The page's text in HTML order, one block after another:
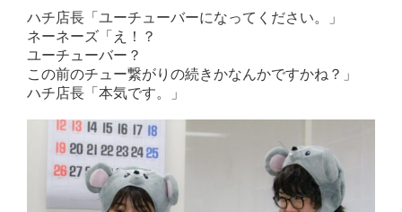
ハチ店長「ユーチューバーになってください。」
ネーネーズ「え！？
ユーチューバー？
この前のチュー繋がりの続きかなんかですかね？」
ハチ店長「本気です。」